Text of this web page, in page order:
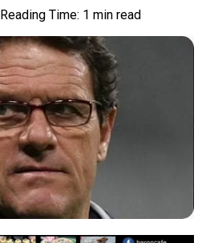
Reading Time: 1 min read